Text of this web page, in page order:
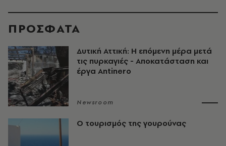
ΠΡΟΣΦΑΤΑ
Δυτική Αττική: Η επόμενη μέρα μετά
τις πυρκαγιές - Αποκατάσταση και
έργα Antinero
Newsroom
Ο τουρισμός της γουρούνας